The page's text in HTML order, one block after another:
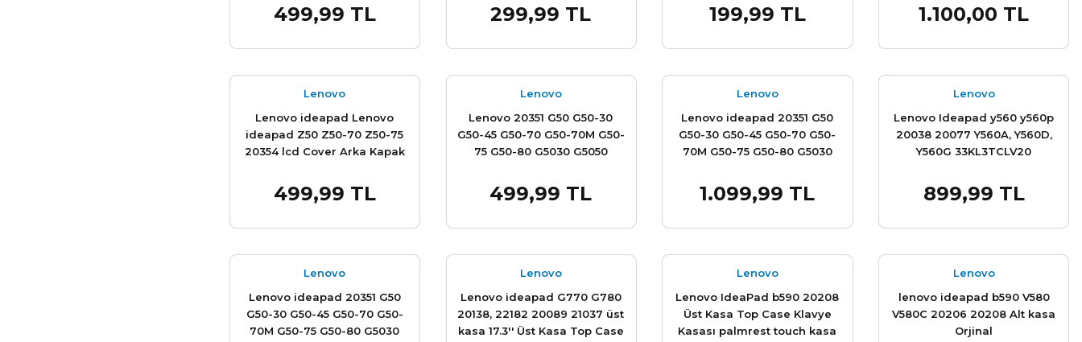
499,99 TL
Sepete Ekle
70 Z50-75 20354
AP0TH000200 serisi Çerçeve
299,99 TL
Sepete Ekle 199,99 TL
Sepete Ekle 1.100,00 TL
Sepete Ekle
Lenovo
Lenovo ideapad Lenovo
ideapad Z50 Z50-70 Z50-75
20354 lcd Cover Arka Kapak
499,99 TL
Sepete Ekle
Lenovo
Lenovo 20351 G50 G50-30
G50-45 G50-70 G50-70M G50-
75 G50-80 G5030 G5050
75 20354 80J1 80MQ 80DY
20523, 20642 80E5, 80KR,
lcd Cover Arka Kapak A
Cover Ekran Kasası Sıfır
499,99 TL
Sepete Ekle
Lenovo
Lenovo ideapad 20351 G50
G50-30 G50-45 G50-70 G50-
70M G50-75 G50-80 G5030
70 Z50-75 20354 80J1 80MQ
80DY 20523, 20642 80E5,
80KC 20371 Alt üst kasa
1.099,99 TL
Sepete Ekle
Lenovo
Lenovo Ideapad y560 y560p
20038 20077 Y560A, Y560D,
Y560G 33KL3TCLV20
Klavye Touch Kasa Palmrest
899,99 TL
Sepete Ekle
Lenovo
Lenovo ideapad 20351 G50
G50-30 G50-45 G50-70 G50-
70M G50-75 G50-80 G5030
Lenovo
Lenovo ideapad G770 G780
20138, 22182 20089 21037 üst
kasa 17.3'' Üst Kasa Top Case
Lenovo
Lenovo IdeaPad b590 20208
Üst Kasa Top Case Klavye
Kasası palmrest touch kasa
Lenovo
lenovo ideapad b590 V580
V580C 20206 20208 Alt kasa
Orjinal